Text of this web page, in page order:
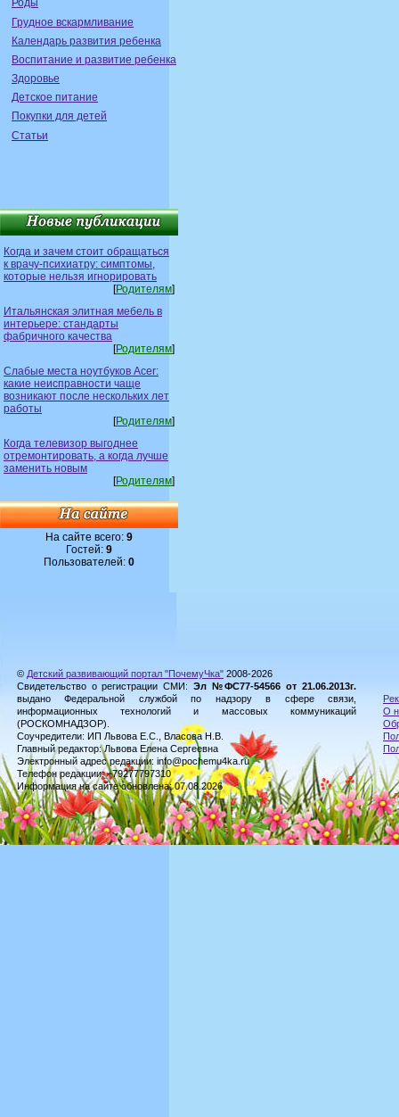
Роды
Грудное вскармливание
Календарь развития ребенка
Воспитание и развитие ребенка
Здоровье
Детское питание
Покупки для детей
Статьи
Когда и зачем стоит обращаться
к врачу-психиатру: симптомы,
которые нельзя игнорировать
[Родителям]
Итальянская элитная мебель в
интерьере: стандарты
фабричного качества
[Родителям]
Слабые места ноутбуков Acer:
какие неисправности чаще
возникают после нескольких лет
работы
[Родителям]
Когда телевизор выгоднее
отремонтировать, а когда лучше
заменить новым
[Родителям]
На сайте всего: 9
Гостей: 9
Пользователей: 0
© Детский развивающий портал "ПочемуЧка" 2008-2026
Свидетельство о регистрации СМИ: Эл №ФС77-54566 от 21.06.2013г.
выдано Федеральной службой по надзору в сфере связи,
информационных технологий и массовых коммуникаций
(РОСКОМНАДЗОР).
Соучредители: ИП Львова Е.С., Власова Н.В.
Главный редактор: Львова Елена Сергеевна
Электронный адрес редакции: info@pochemu4ka.ru
Телефон редакции: +79277797310
Информация на сайте обновлена: 07.08.2026
О